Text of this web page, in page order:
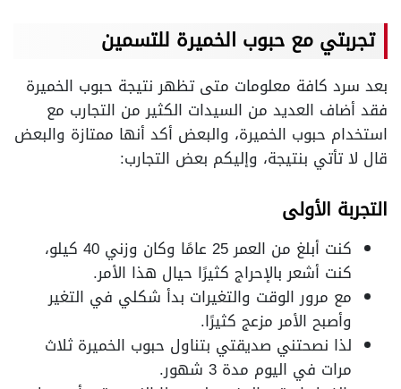
تجربتي مع حبوب الخميرة للتسمين
بعد سرد كافة معلومات متى تظهر نتيجة حبوب الخميرة
فقد أضاف العديد من السيدات الكثير من التجارب مع
استخدام حبوب الخميرة، والبعض أكد أنها ممتازة والبعض
قال لا تأتي بنتيجة، وإليكم بعض التجارب:
التجربة الأولى
كنت أبلغ من العمر 25 عامًا وكان وزني 40 كيلو،
كنت أشعر بالإحراج كثيرًا حيال هذا الأمر.
مع مرور الوقت والتغيرات بدأ شكلي في التغير
وأصبح الأمر مزعج كثيرًا.
لذا نصحتني صديقتي بتناول حبوب الخميرة ثلاث
مرات في اليوم مدة 3 شهور.